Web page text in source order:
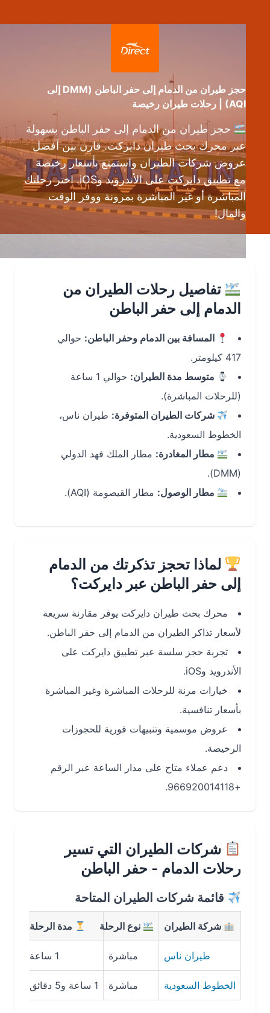
حجز طيران من الدمام إلى حفر الباطن (DMM إلى
حجز طيران من الدمام إلى حفر الباطن بسهولة
عبر محرك بحث طيران دايركت. قارن بين أفضل
عروض شركات الطيران واستمتع بأسعار رخيصة
مع تطبيق دايركت على الأندرويد وiOS. اختر رحلتك
المباشرة أو غير المباشرة بمرونة ووفر الوقت
والمال!
تفاصيل رحلات الطيران من
الدمام إلى حفر الباطن
المسافة بين الدمام وحفر الباطن:حوالي
متوسط مدة الطيران:
حوالي 1 ساعة
(للرحلات المباشرة).
شركات الطيران المتوفرة:طيران ناس،
الخطوط السعودية.
مطار المغادرة:مطار الملك فهد الدولي
مطار الوصول:مطار القيصومة (AQI).
لماذا تحجز تذكرتك من الدمام
إلى حفر الباطن عبر دايركت؟
محرك بحث طيران دايركت يوفر مقارنة سريعة
لأسعار تذاكر الطيران من الدمام إلى حفر الباطن.
تجربة حجز سلسة عبر تطبيق دايركت على
الأندرويد وiOS.
خيارات مرنة للرحلات المباشرة وغير المباشرة
بأسعار تنافسية.
عروض موسمية وتنبيهات فورية للحجوزات
الرخيصة.
دعم عملاء متاح على مدار الساعة عبر الرقم
شركات الطيران التي تسير
رحلات الدمام - حفر الباطن
قائمة شركات الطيران المتاحة
شركة الطيران نوع الرحلة مدة الرحلة متوسط
طيران ناس مباشرة 250 ريال سعودي
الخطوط السعودية مباشرة 1 ساعة و5 دقائق 300 ريال سعودي